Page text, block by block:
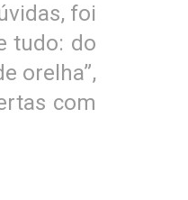
foi
tudo: do
orelha”,
com